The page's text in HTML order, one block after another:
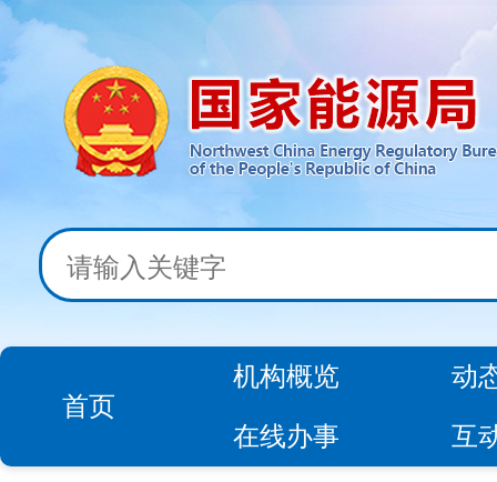
首页
机构概览
动
在线办事
互